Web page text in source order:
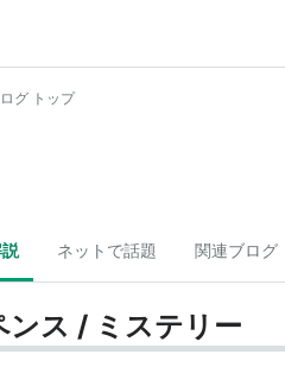
グ トップ
ネットで話題 関連ブログ
ンス / ミステリー